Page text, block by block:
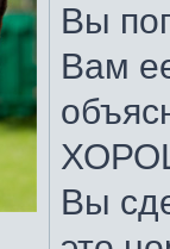
Вы
Вам
Вы